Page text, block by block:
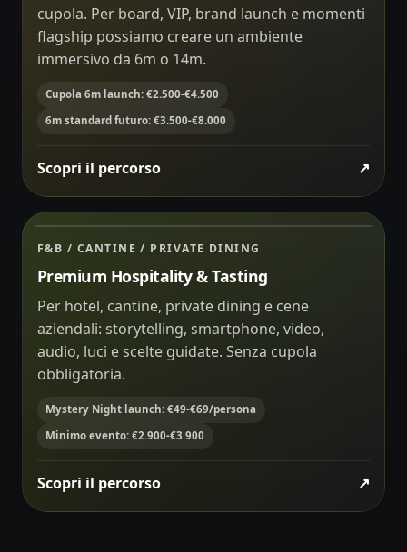
cupola. Per board, VIP, brand launch e momenti
flagship possiamo creare un ambiente
immersivo da 6m o 14m.
Cupola 6m launch: €2.500-€4.500
6m standard futuro: €3.500-€8.000
Scopri il percorso ↗
PREMIUM HOSPITALITY
ÉQUIPE A
84
Degustazione, racconto e interazione nello stesso
F&B / CANTINE / PRIVATE DINING
Premium Hospitality & Tasting
Per hotel, cantine, private dining e cene
aziendali: storytelling, smartphone, video,
audio, luci e scelte guidate. Senza cupola
obbligatoria.
Mystery Night launch: €49-€69/persona
Minimo evento: €2.900-€3.900
Scopri il percorso ↗